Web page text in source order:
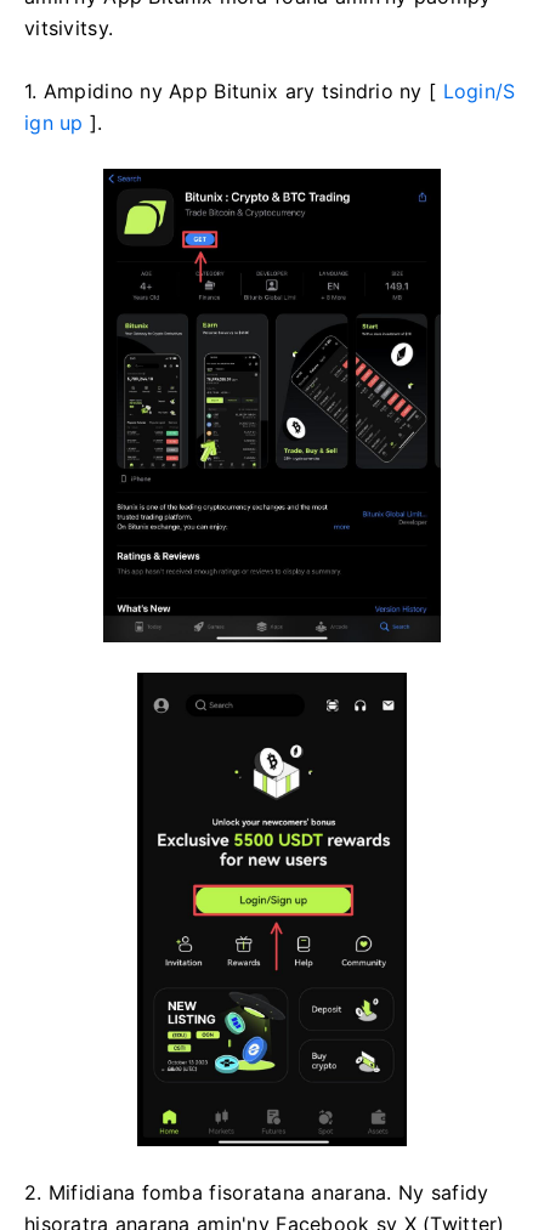
vitsivitsy.
1. Ampidino ny App Bitunix ary tsindrio ny [ Login/S
ign up ].
2. Mifidiana fomba fisoratana anarana. Ny safidy
hisoratra anarana amin'ny Facebook sy X (Twitter)